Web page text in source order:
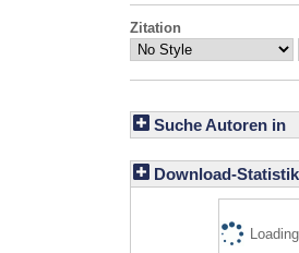
Zitation
Suche Autoren in
Download-Statistik